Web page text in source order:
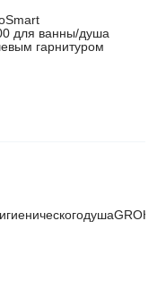
для ванны/душа
гарнитуром